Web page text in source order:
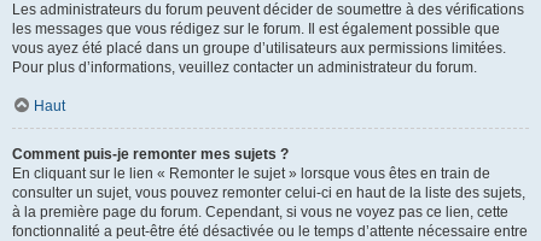
Les administrateurs du forum peuvent décider de soumettre à des vérifications
les messages que vous rédigez sur le forum. Il est également possible que
vous ayez été placé dans un groupe d’utilisateurs aux permissions limitées.
Pour plus d’informations, veuillez contacter un administrateur du forum.
Haut
Comment puis-je remonter mes sujets ?
En cliquant sur le lien « Remonter le sujet » lorsque vous êtes en train de
consulter un sujet, vous pouvez remonter celui-ci en haut de la liste des sujets,
à la première page du forum. Cependant, si vous ne voyez pas ce lien, cette
fonctionnalité a peut-être été désactivée ou le temps d’attente nécessaire entre